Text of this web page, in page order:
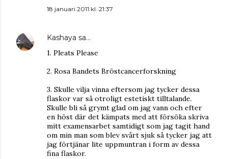
18 januari 2011 kl. 21:37
Kashaya sa…
1. Pleats Please
2. Rosa Bandets Bröstcancerforskning
3. Skulle vilja vinna eftersom jag tycker dessa
flaskor var så otroligt estetiskt tilltalande.
Skulle bli så grymt glad om jag vann och efter
en höst där det kämpats med att försöka skriva
mitt examensarbet samtidigt som jag tagit hand
om min man som blev svårt sjuk så tycker jag att
jag förtjänar lite uppmuntran i form av dessa
fina flaskor.